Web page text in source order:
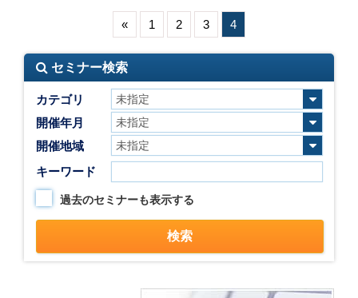
« 1 2 3 4
セミナー検索
カテゴリ
開催年月
開催地域
キーワード
過去のセミナーも表示する